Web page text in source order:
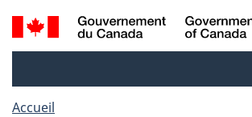
Passer
au
Passer
à
Recherche
et
Accueil